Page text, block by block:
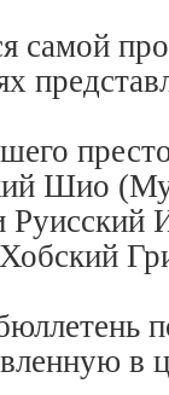
самой
Шио
Руисский
в